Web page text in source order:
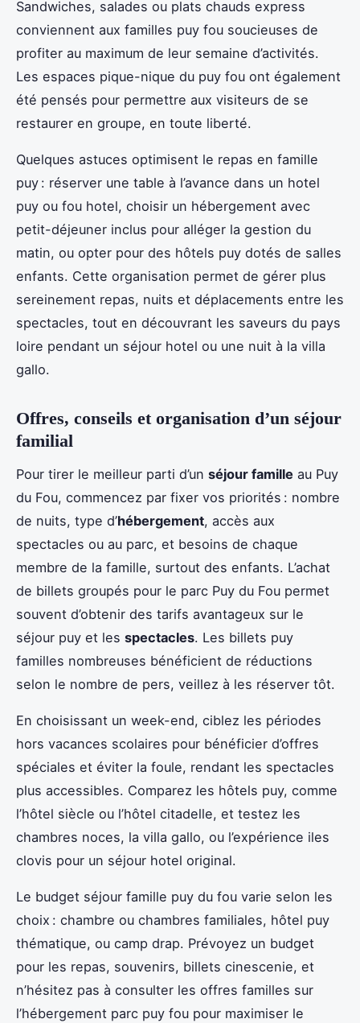
Sandwiches, salades ou plats chauds express
conviennent aux familles puy fou soucieuses de
profiter au maximum de leur semaine d’activités.
Les espaces pique-nique du puy fou ont également
été pensés pour permettre aux visiteurs de se
restaurer en groupe, en toute liberté.
Quelques astuces optimisent le repas en famille
puy : réserver une table à l’avance dans un hotel
puy ou fou hotel, choisir un hébergement avec
petit-déjeuner inclus pour alléger la gestion du
matin, ou opter pour des hôtels puy dotés de salles
enfants. Cette organisation permet de gérer plus
sereinement repas, nuits et déplacements entre les
spectacles, tout en découvrant les saveurs du pays
loire pendant un séjour hotel ou une nuit à la villa
gallo.
Offres, conseils et organisation d’un séjour
familial
Pour tirer le meilleur parti d’un séjour famille au Puy
du Fou, commencez par fixer vos priorités : nombre
de nuits, type d’hébergement, accès aux
spectacles ou au parc, et besoins de chaque
membre de la famille, surtout des enfants. L’achat
de billets groupés pour le parc Puy du Fou permet
souvent d’obtenir des tarifs avantageux sur le
séjour puy et les spectacles. Les billets puy
familles nombreuses bénéficient de réductions
selon le nombre de pers, veillez à les réserver tôt.
En choisissant un week-end, ciblez les périodes
hors vacances scolaires pour bénéficier d’offres
spéciales et éviter la foule, rendant les spectacles
plus accessibles. Comparez les hôtels puy, comme
l’hôtel siècle ou l’hôtel citadelle, et testez les
chambres noces, la villa gallo, ou l’expérience iles
clovis pour un séjour hotel original.
Le budget séjour famille puy du fou varie selon les
choix : chambre ou chambres familiales, hôtel puy
thématique, ou camp drap. Prévoyez un budget
pour les repas, souvenirs, billets cinescenie, et
n’hésitez pas à consulter les offres familles sur
l’hébergement parc puy fou pour maximiser le